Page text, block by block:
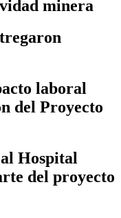
minera
laboral
del Proyecto
Hospital
del proyecto